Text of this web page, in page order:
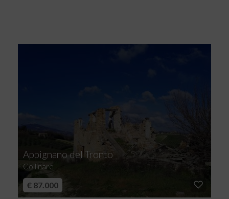
Appignano del Tronto
Collinare
€ 87.000